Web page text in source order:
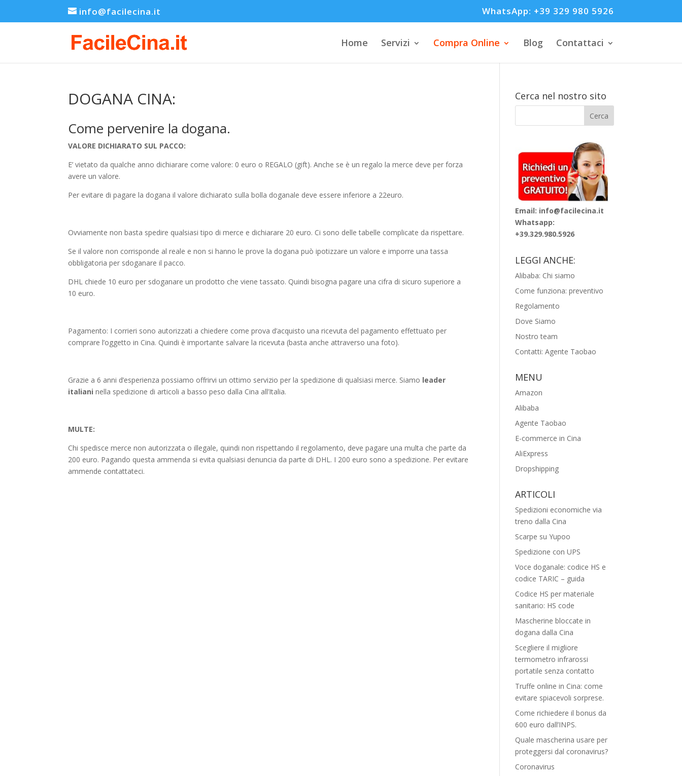
info@facilecina.it WhatsApp: +39 329 980 5926
Home Servizi Compra Online Blog Contattaci
DOGANA CINA:
Come pervenire la dogana.
VALORE DICHIARATO SUL PACCO:
E’ vietato da qualche anno dichiarare come valore: 0 euro o REGALO (gift). Anche se è un regalo la merce deve per forza
avere un valore.
Per evitare di pagare la dogana il valore dichiarato sulla bolla doganale deve essere inferiore a 22euro.
Ovviamente non basta spedire qualsiasi tipo di merce e dichiarare 20 euro. Ci sono delle tabelle complicate da rispettare.
Se il valore non corrisponde al reale e non si hanno le prove la dogana può ipotizzare un valore e imporre una tassa
obbligatoria per sdoganare il pacco.
DHL chiede 10 euro per sdoganare un prodotto che viene tassato. Quindi bisogna pagare una cifra di sicuro superiore a
10 euro.
Pagamento: I corrieri sono autorizzati a chiedere come prova d’acquisto una ricevuta del pagamento effettuato per
comprare l’oggetto in Cina. Quindi è importante salvare la ricevuta (basta anche attraverso una foto).
Grazie a 6 anni d’esperienza possiamo offrirvi un ottimo servizio per la spedizione di qualsiasi merce. Siamo leader
italiani nella spedizione di articoli a basso peso dalla Cina all’Italia.
MULTE:
Chi spedisce merce non autorizzata o illegale, quindi non rispettando il regolamento, deve pagare una multa che parte da
200 euro. Pagando questa ammenda si evita qualsiasi denuncia da parte di DHL. I 200 euro sono a spedizione. Per evitare
ammende contattateci.
Cerca nel nostro sito
Email: info@facilecina.it
Whatsapp:
+39.329.980.5926
LEGGI ANCHE:
Alibaba: Chi siamo
Come funziona: preventivo
Regolamento
Dove Siamo
Nostro team
Contatti: Agente Taobao
MENU
Amazon
Alibaba
Agente Taobao
E-commerce in Cina
AliExpress
Dropshipping
ARTICOLI
Spedizioni economiche via
treno dalla Cina
Scarpe su Yupoo
Spedizione con UPS
Voce doganale: codice HS e
codice TARIC – guida
Codice HS per materiale
sanitario: HS code
Mascherine bloccate in
dogana dalla Cina
Scegliere il migliore
termometro infrarossi
portatile senza contatto
Truffe online in Cina: come
evitare spiacevoli sorprese.
Come richiedere il bonus da
600 euro dall’INPS.
Quale mascherina usare per
proteggersi dal coronavirus?
Coronavirus